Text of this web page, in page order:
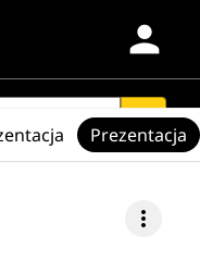
person
search
more_vert
Prezentacja